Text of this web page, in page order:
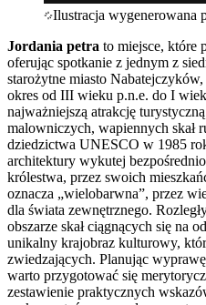
Ilustracja wygenerowana
Jordania petra to miejsce, które
oferując spotkanie z jednym z
starożytne miasto
okres od III wieku p.n.e. do I
najważniejszą atrakcję
malowniczych, wapiennych skał
dziedzictwa UNESCO w 1985
architektury wykutej
królestwa, przez swoich
oznacza „wielobarwna”, przez
dla świata zewnętrznego.
obszarze skał ciągnących się na
unikalny krajobraz kulturowy,
zwiedzających. Planując
warto przygotować się
zestawienie praktycznych